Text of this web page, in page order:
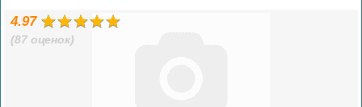
4.97
(87 оценок)